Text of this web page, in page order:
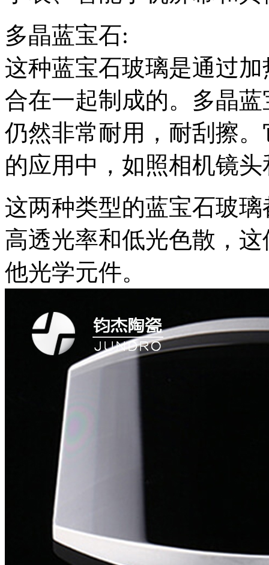
多晶蓝宝石:
这种蓝宝石玻璃是通过
合在一起制成的。多晶
仍然非常耐用，耐刮擦
的应用中，如照相机镜
这两种类型的蓝宝石玻
高透光率和低光色散，
他光学元件。